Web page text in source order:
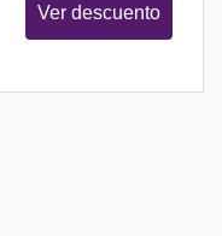
Ver descuento